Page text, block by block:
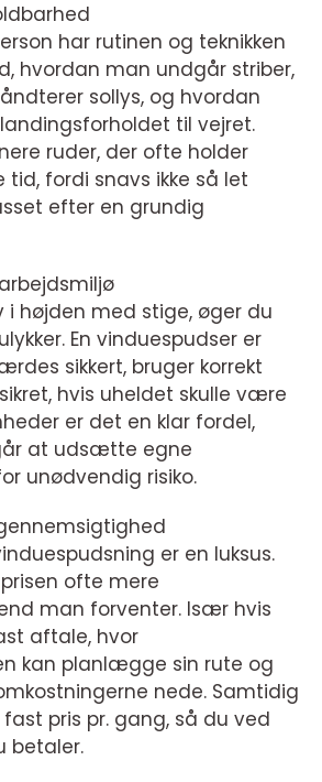
har rutinen og teknikken
hvordan man undgår striber,
sollys, og hvordan
til vejret.
ruder, der ofte holder
fordi snavs ikke så let
efter en grundig
i højden med stige, øger du
En vinduespudser er
sikkert, bruger korrekt
hvis uheldet skulle være
er det en klar fordel,
at udsætte egne
unødvendig risiko.
er en luksus.
ofte mere
man forventer. Især hvis
aftale, hvor
kan planlægge sin rute og
nede. Samtidig
pris pr. gang, så du ved
betaler.